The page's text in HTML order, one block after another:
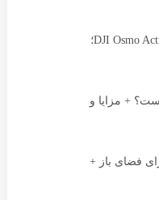
بررسی کامل دوربین DJI Osmo Action 6؛
+ مزایا و
فضای باز +